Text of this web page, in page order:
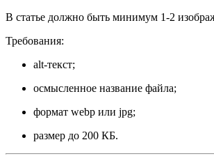
В статье должно быть минимум 1-2
Требования:
alt-текст;
осмысленное название файла;
формат webp или jpg;
размер до 200 КБ.